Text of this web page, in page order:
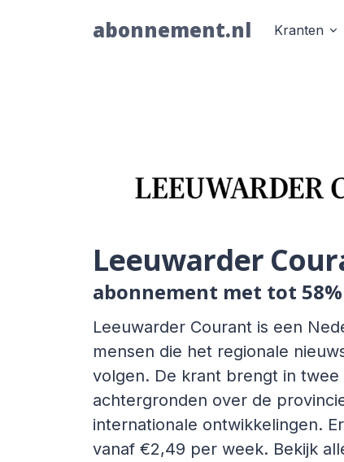
abonnement.nl Kranten
Leeuwarder
abonnement met tot
Leeuwarder Courant is een
mensen die het regionale
volgen. De krant brengt in twee
achtergronden over de
internationale ontwikkelingen.
vanaf €2,49 per week. Bekijk